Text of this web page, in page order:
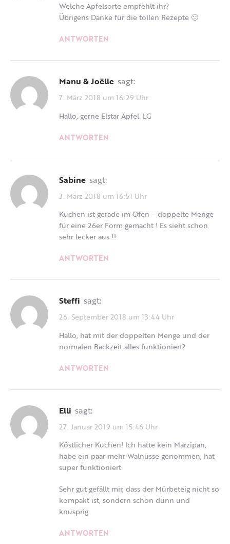
Welche Apfelsorte empfehlt ihr?
Übrigens Danke für die tollen Rezepte 🙂
ANTWORTEN
Manu & Joëlle sagt:
7. März 2018 um 16:29 Uhr
Hallo, gerne Elstar Äpfel. LG
ANTWORTEN
Sabine sagt:
3. März 2018 um 16:51 Uhr
Kuchen ist gerade im Ofen – doppelte Menge
für eine 26er Form gemacht ! Es sieht schon
sehr lecker aus !!
ANTWORTEN
Steffi sagt:
26. September 2018 um 13:44 Uhr
Hallo, hat mit der doppelten Menge und der
normalen Backzeit alles funktioniert?
ANTWORTEN
Elli sagt:
27. Januar 2019 um 15:46 Uhr
Köstlicher Kuchen! Ich hatte kein Marzipan,
habe ein paar mehr Walnüsse genommen, hat
super funktioniert.
Sehr gut gefällt mir, dass der Mürbeteig nicht so
kompakt ist, sondern schön dünn und
knusprig.
ANTWORTEN